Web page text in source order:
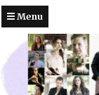
Menu